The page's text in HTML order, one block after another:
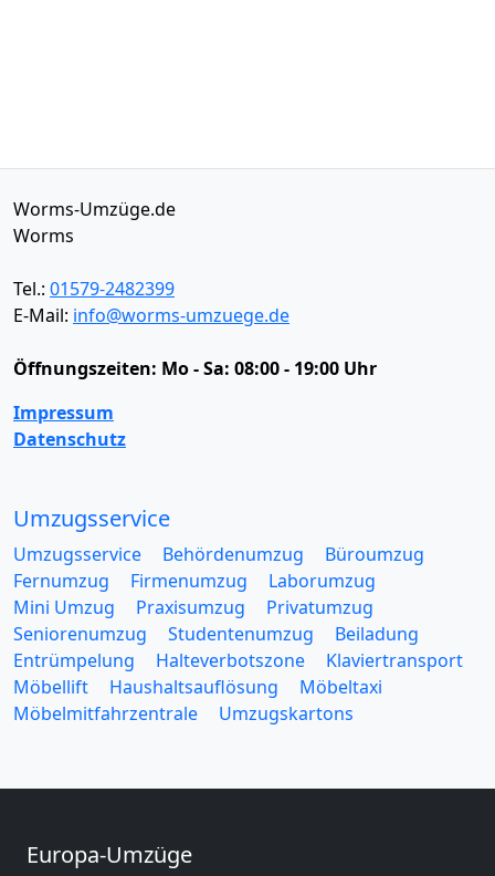
Worms-Umzüge.de
Worms
Tel.: 01579-2482399
E-Mail: info@worms-umzuege.de
Öffnungszeiten: Mo - Sa: 08:00 - 19:00 Uhr
Impressum
Datenschutz
Umzugsservice
Umzugsservice Behördenumzug
Büroumzug
Fernumzug
Firmenumzug
Laborumzug
Mini Umzug
Praxisumzug
Privatumzug
Seniorenumzug
Studentenumzug
Beiladung
Entrümpelung
Halteverbotszone
Klaviertransport
Möbellift
Haushaltsauflösung
Möbeltaxi
Möbelmitfahrzentrale
Umzugskartons
Europa-Umzüge